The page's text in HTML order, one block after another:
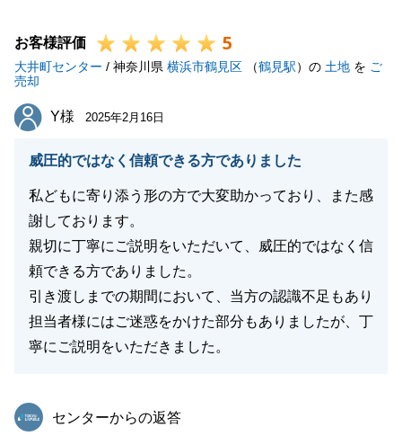
お客様評価 5
大井町センター / 神奈川県 横浜市鶴見区 （鶴見駅）の 土地 を ご
売却
Y様
Y様 2025年2月16日
威圧的ではなく信頼できる方でありました
私どもに寄り添う形の方で大変助かっており、また感
謝しております。
親切に丁寧にご説明をいただいて、威圧的ではなく信
頼できる方でありました。
引き渡しまでの期間において、当方の認識不足もあり
担当者様にはご迷惑をかけた部分もありましたが、丁
寧にご説明をいただきました。
東急リバブル
センターからの返答